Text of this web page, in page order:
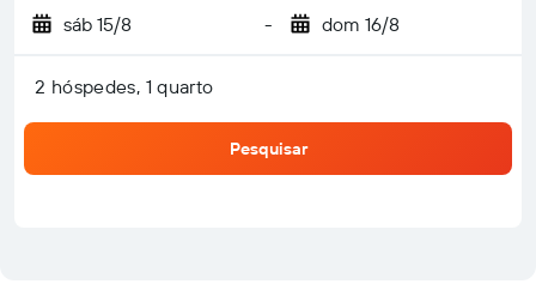
sáb 15/8 - dom 16/8
2 hóspedes, 1 quarto
Pesquisar